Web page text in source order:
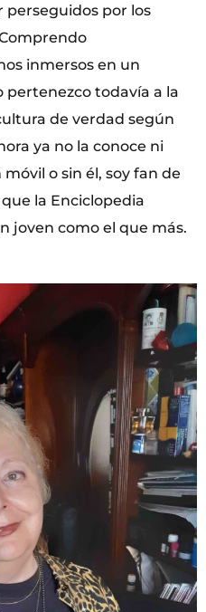
perseguidos por los
inmersos en un
todavía a la
de verdad según
ya no la conoce ni
o sin él, soy fan de
la Enciclopedia
joven como el que más.